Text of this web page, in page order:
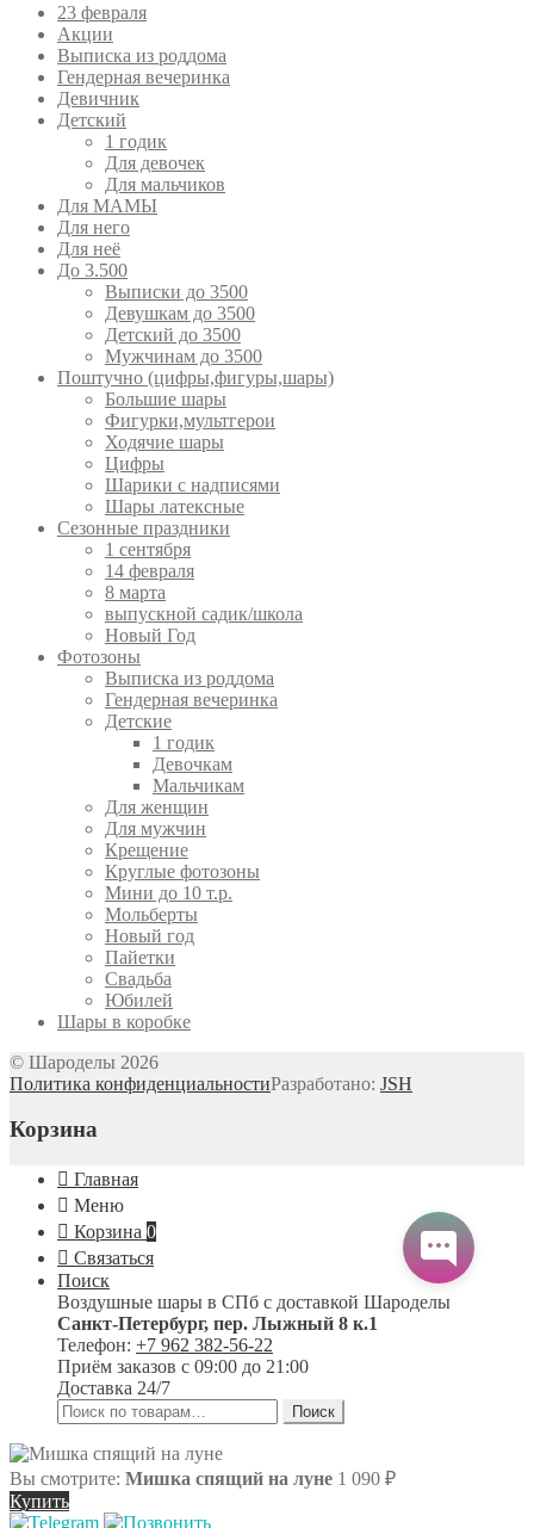
23 февраля
Акции
Выписка из роддома
Гендерная вечеринка
Девичник
Детский
1 годик
Для девочек
Для мальчиков
Для МАМЫ
Для него
Для неё
До 3.500
Выписки до 3500
Девушкам до 3500
Детский до 3500
Мужчинам до 3500
Поштучно (цифры,фигуры,шары)
Большие шары
Фигурки,мультгерои
Ходячие шары
Цифры
Шарики с надписями
Шары латексные
Сезонные праздники
1 сентября
14 февраля
8 марта
выпускной садик/школа
Новый Год
Фотозоны
Выписка из роддома
Гендерная вечеринка
Детские
1 годик
Девочкам
Мальчикам
Для женщин
Для мужчин
Крещение
Круглые фотозоны
Мини до 10 т.р.
Мольберты
Новый год
Пайетки
Свадьба
Юбилей
Шары в коробке
© Шароделы 2026
Политика конфиденциальностиРазработано: JSH
Корзина
Главная
Меню
Корзина 0
Связаться
Поиск
Воздушные шары в СПб с доставкой Шароделы
Санкт-Петербург, пер. Лыжный 8 к.1
Телефон: +7 962 382-56-22
Приём заказов с 09:00 до 21:00
Доставка 24/7
Искать:
Поиск
Вы смотрите: Мишка спящий на луне 1 090 ₽
Купить